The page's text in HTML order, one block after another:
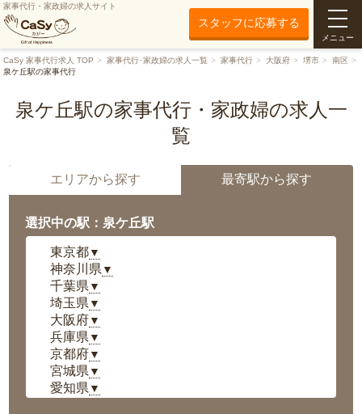
家事代行・家政婦の求人サイト
スタッフに応募する
メニュー
CaSy 家事代行求人 TOP 家事代行･家政婦の求人一覧 家事代行 大阪府 堺市
南区
泉ケ丘駅の家事代行
泉ケ丘駅の家事代行・家政婦の求人一
覧
エリアから探す 最寄駅から探す
選択中の駅：泉ケ丘駅
東京都▼
神奈川県 ▼
千葉県 ▼
埼玉県 ▼
大阪府▼
兵庫県 ▼
京都府▼
宮城県 ▼
愛知県 ▼